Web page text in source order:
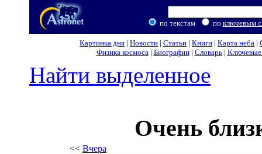
по текстам по ключевым
Картинка дня | Новости | Статьи | Книги | Карта неба |
Физика космоса| Биографии| Словарь| Ключевые
Найти выделенное
Очень
<< Вчера